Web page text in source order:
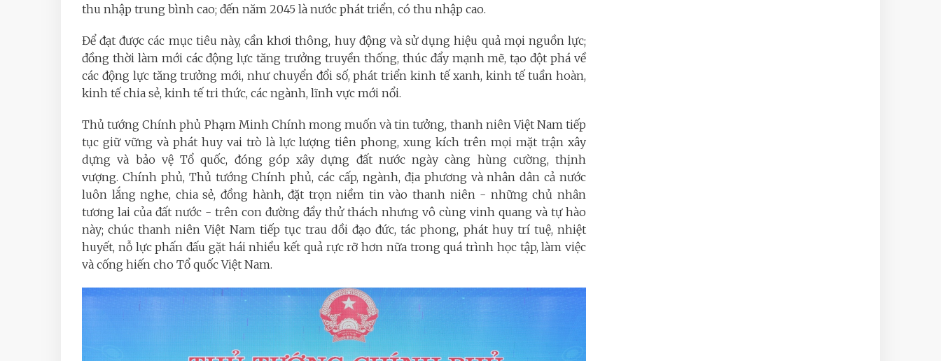
thu nhập trung bình cao; đến năm 2045 là nước phát triển, có thu nhập cao.
Để đạt được các mục tiêu này, cần khơi thông, huy động và sử dụng hiệu quả mọi nguồn lực;
đồng thời làm mới các động lực tăng trưởng truyền thống, thúc đẩy mạnh mẽ, tạo đột phá về
các động lực tăng trưởng mới, như chuyển đổi số, phát triển kinh tế xanh, kinh tế tuần hoàn,
kinh tế chia sẻ, kinh tế tri thức, các ngành, lĩnh vực mới nổi.
Thủ tướng Chính phủ Phạm Minh Chính mong muốn và tin tưởng, thanh niên Việt Nam tiếp
tục giữ vững và phát huy vai trò là lực lượng tiên phong, xung kích trên mọi mặt trận xây
dựng và bảo vệ Tổ quốc, đóng góp xây dựng đất nước ngày càng hùng cường, thịnh
vượng. Chính phủ, Thủ tướng Chính phủ, các cấp, ngành, địa phương và nhân dân cả nước
luôn lắng nghe, chia sẻ, đồng hành, đặt trọn niềm tin vào thanh niên - những chủ nhân
tương lai của đất nước - trên con đường đầy thử thách nhưng vô cùng vinh quang và tự hào
này; chúc thanh niên Việt Nam tiếp tục trau dồi đạo đức, tác phong, phát huy trí tuệ, nhiệt
huyết, nỗ lực phấn đấu gặt hái nhiều kết quả rực rỡ hơn nữa trong quá trình học tập, làm việc
và cống hiến cho Tổ quốc Việt Nam.